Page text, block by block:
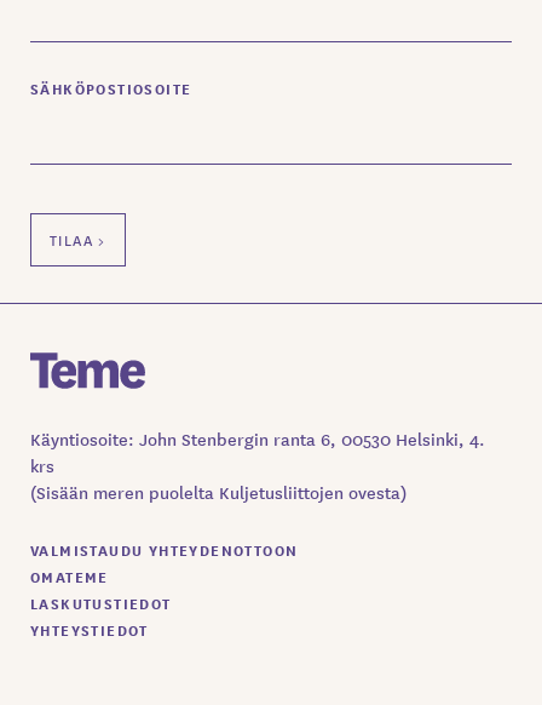
SÄHKÖPOSTIOSOITE
Käyntiosoite: John Stenbergin ranta 6, 00530 Helsinki, 4.
krs
(Sisään meren puolelta Kuljetusliittojen ovesta)
VALMISTAUDU YHTEYDENOTTOON
OMATEME
LASKUTUSTIEDOT
YHTEYSTIEDOT